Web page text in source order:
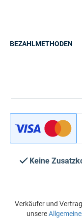
BEZAHLMETHODEN
Keine
Verkäufer und
unsere